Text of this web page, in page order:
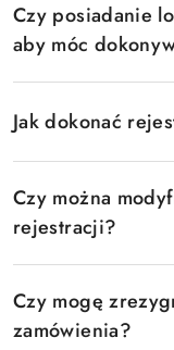
Czy posiadanie
aby móc
Jak dokonać
Czy można
rejestracji?
Czy mogę
zamówienia?